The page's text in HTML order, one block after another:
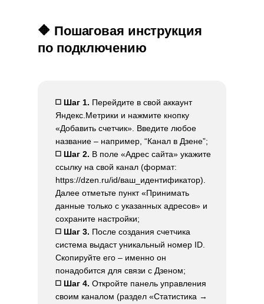
🔶 Пошаговая инструкция
по подключению
◻️ Шаг 1. Перейдите в свой аккаунт
Яндекс.Метрики и нажмите кнопку
«Добавить счетчик». Введите любое
название – например, “Канал в Дзене”;
◻️ Шаг 2. В поле «Адрес сайта» укажите
ссылку на свой канал (формат:
https://dzen.ru/id/ваш_идентификатор).
Далее отметьте пункт «Принимать
данные только с указанных адресов» и
сохраните настройки;
◻️ Шаг 3. После создания счетчика
система выдаст уникальный номер ID.
Скопируйте его – именно он
понадобится для связи с Дзеном;
◻️ Шаг 4. Откройте панель управления
своим каналом (раздел «Статистика →